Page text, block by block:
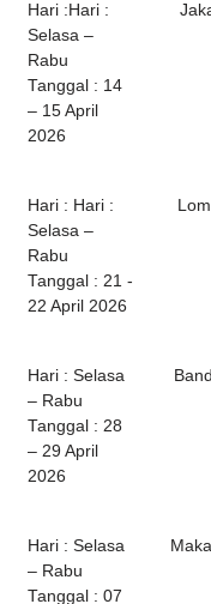
Hari :Hari :
Selasa –
Rabu
Tanggal : 14
– 15 April
2026
Hari : Hari :
Selasa –
Rabu
Tanggal : 21 -
22 April 2026
Hari : Selasa
– Rabu
Tanggal : 28
– 29 April
2026
Hari : Selasa
– Rabu
Tanggal : 07